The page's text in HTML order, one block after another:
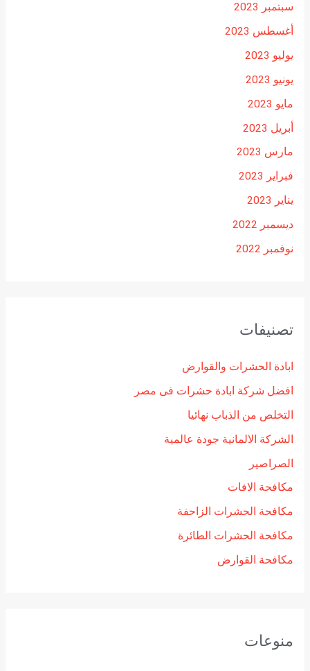
سبتمبر 2023
أغسطس 2023
يوليو 2023
يونيو 2023
مايو 2023
أبريل 2023
مارس 2023
فبراير 2023
يناير 2023
ديسمبر 2022
نوفمبر 2022
تصنيفات
ابادة الحشرات والقوارض
افضل شركة ابادة حشرات فى مصر
التخلص من الذباب نهائيا
الشركة الالمانية جودة عالمية
الصراصير
مكافحة الافات
مكافحة الحشرات الزاحفة
مكافحة الحشرات الطائرة
مكافحة القوارض
منوعات